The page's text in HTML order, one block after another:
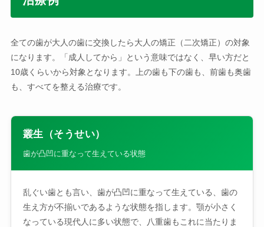
全ての歯が大人の歯に交換したら大人の矯正（二次矯正）の対象
になります。「成人してから」という意味ではなく、早い方だと
10歳くらいから対象となります。上の歯も下の歯も、前歯も奥歯
も、すべてを整える治療です。
叢生（そうせい）
歯が凸凹に重なって生えている状態
乱ぐい歯とも言い、歯が凸凹に重なって生えている、歯の
生え方が不揃いであるような状態を指します。顎が小さく
なっている現代人に多い状態で、八重歯もこれに当たりま